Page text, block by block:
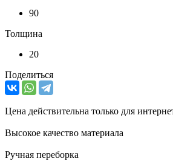
90
Толщина
20
Поделиться
Цена действительна только для
Высокое качество материала
Ручная переборка